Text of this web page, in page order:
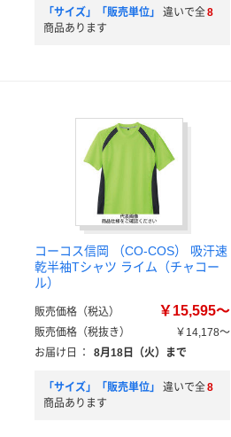
「サイズ」「販売単位」 違いで全8
商品あります
コーコス信岡 （CO-COS） 吸汗速
乾半袖Tシャツ ライム（チャコー
ル）
販売価格（税込） ￥15,595～
販売価格（税抜き）
￥14,178～
お届け日
： 8月18日（火）まで
「サイズ」「販売単位」 違いで全8
商品あります